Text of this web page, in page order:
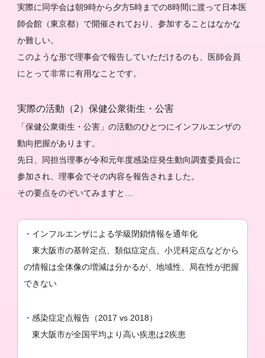
実際に同学会は朝9時から夕方5時までの8時間に渡って日本医
師会館（東京都）で開催されており、参加することはなかな
か難しい。
このような形で理事会で報告していただけるのも、医師会員
にとって非常に有用なことです。
実際の活動（2）保健公衆衛生・公害
「保健公衆衛生・公害」の活動のひとつにインフルエンザの
動向把握があります。
先日、同担当理事が令和元年度感染症発生動向調査委員会に
参加され、理事会でその内容を報告されました。
その要点をのぞいてみますと…
・インフルエンザによる学級閉鎖情報を通年化
東大阪市の基幹定点、類似症定点、小児科定点などから
の情報は全体像の増減は分かるが、地域性、局在性が把握
できない
・感染症定点報告（2017 vs 2018）
東大阪市が全国平均より高い疾患は2疾患